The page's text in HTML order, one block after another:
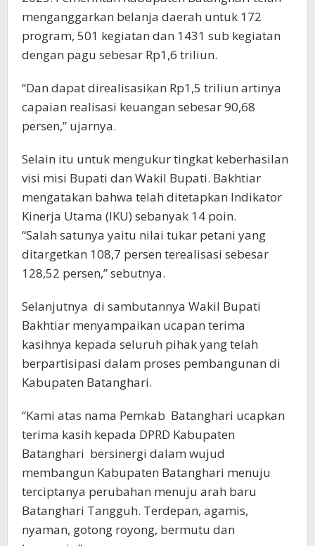
menganggarkan belanja daerah untuk 172
program, 501 kegiatan dan 1431 sub kegiatan
dengan pagu sebesar Rp1,6 triliun.
“Dan dapat direalisasikan Rp1,5 triliun artinya
capaian realisasi keuangan sebesar 90,68
persen,” ujarnya.
Selain itu untuk mengukur tingkat keberhasilan
visi misi Bupati dan Wakil Bupati. Bakhtiar
mengatakan bahwa telah ditetapkan Indikator
Kinerja Utama (IKU) sebanyak 14 poin.
“Salah satunya yaitu nilai tukar petani yang
ditargetkan 108,7 persen terealisasi sebesar
128,52 persen,” sebutnya.
Selanjutnya di sambutannya Wakil Bupati
Bakhtiar menyampaikan ucapan terima
kasihnya kepada seluruh pihak yang telah
berpartisipasi dalam proses pembangunan di
Kabupaten Batanghari.
“Kami atas nama Pemkab Batanghari ucapkan
terima kasih kepada DPRD Kabupaten
Batanghari bersinergi dalam wujud
membangun Kabupaten Batanghari menuju
terciptanya perubahan menuju arah baru
Batanghari Tangguh. Terdepan, agamis,
nyaman, gotong royong, bermutu dan